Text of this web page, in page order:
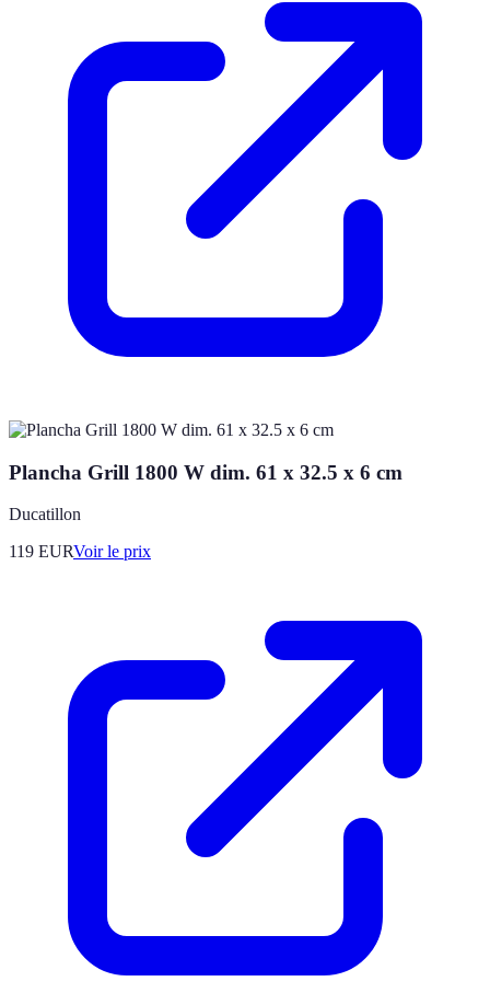
Plancha Grill 1800 W dim. 61 x 32.5 x 6 cm
Ducatillon
119 EURVoir le prix